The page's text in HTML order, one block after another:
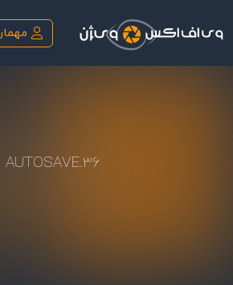
36.AUTOSAVE